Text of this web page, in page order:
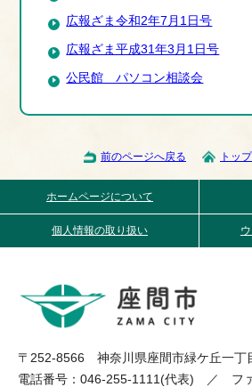
広報ざま令和2年7月1日号
広報ざま平成31年3月1日号
公民館 パソコン相談会
前のページへ戻る トッ
ホームページについて
個人情報の取り扱い
〒252-8566 神奈川県座間市緑ケ丘一丁
電話番号：046-255-1111(代表) ／ フ